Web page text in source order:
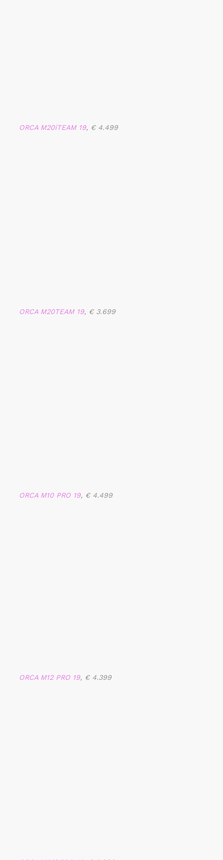
ORCA M20iTEAM 19, € 4.499
ORCA M20TEAM 19, € 3.699
ORCA M10 PRO 19, € 4.499
ORCA M12 PRO 19, € 4.399